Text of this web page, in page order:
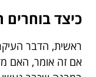
כיצד בוחרים
ראשית, הדבר
אם זה אומר, האם